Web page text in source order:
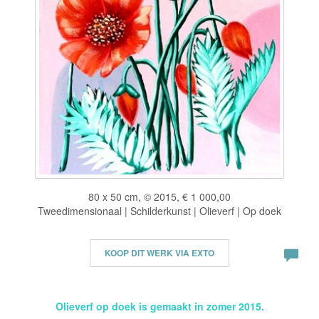
80 x 50 cm, © 2015, € 1 000,00
Tweedimensionaal | Schilderkunst | Olieverf | Op doek
KOOP DIT WERK VIA EXTO
Olieverf op doek is gemaakt in zomer 2015.